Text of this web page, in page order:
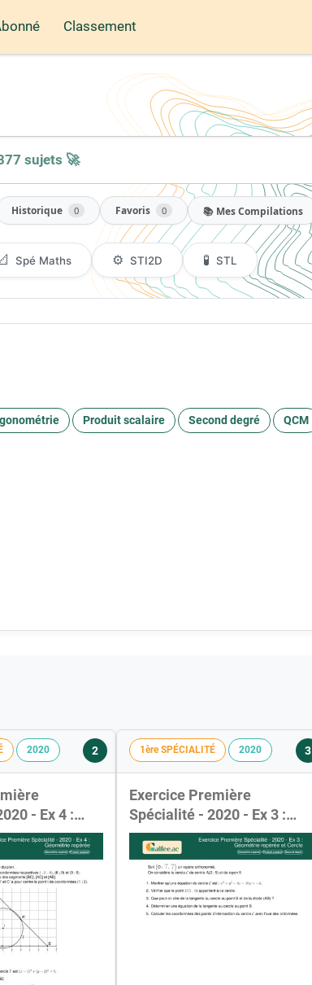
Classement
Historique 0 Favoris 0 📚 Mes Compilations
Spé Maths ⚙️ STI2D 🧪 STL
Produit scalaire Second degré QCM
2
2020
- Ex 4 :
3
1ère SPÉCIALITÉ 2020
Exercice Première
Spécialité - 2020 - Ex 3 :
Géométrie repérée et
Cercle